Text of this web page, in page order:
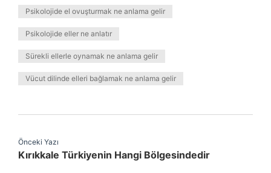
Psikolojide el ovuşturmak ne anlama gelir
Psikolojide eller ne anlatır
Sürekli ellerle oynamak ne anlama gelir
Vücut dilinde elleri bağlamak ne anlama gelir
Önceki Yazı
Kırıkkale Türkiyenin Hangi Bölgesindedir